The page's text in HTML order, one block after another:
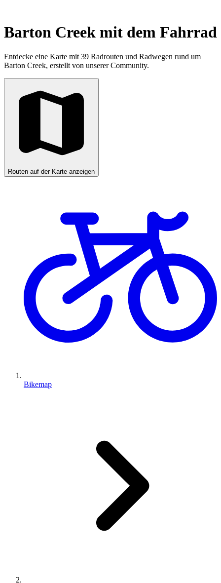
Barton Creek mit dem Fahrrad
Entdecke eine Karte mit 39 Radrouten und Radwegen rund um
Barton Creek, erstellt von unserer Community.
Routen auf der Karte anzeigen
Bikemap